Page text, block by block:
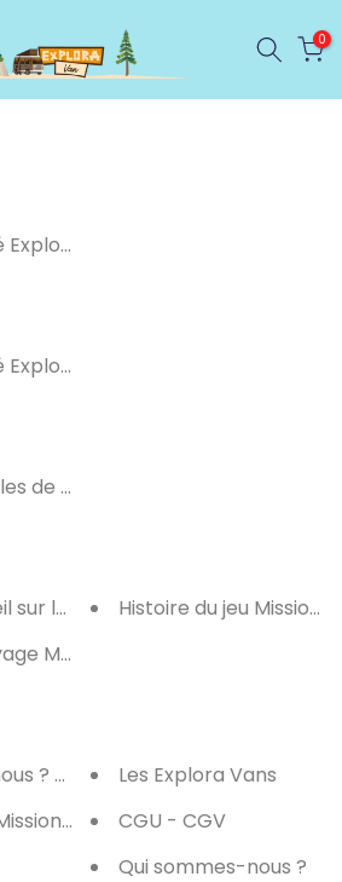
0
Van : Mission Cap Nord
Van
de blog
sur la météo en road trip !
Mission Cap Nord
Histoire du jeu Mission
? page
Cap Nord
Les Explora Vans
CGU - CGV
Qui sommes-nous ?